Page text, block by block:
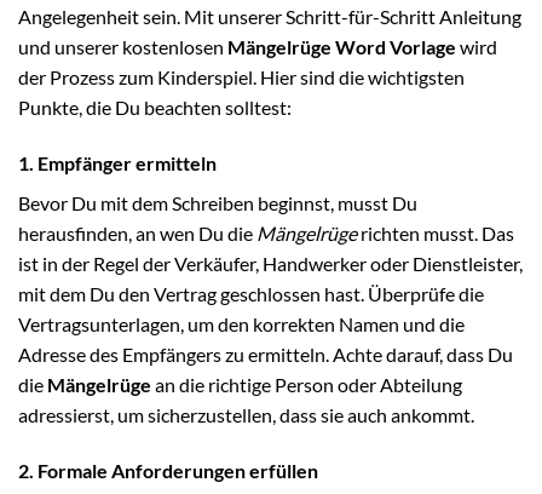
Angelegenheit sein. Mit unserer Schritt-für-Schritt Anleitung
und unserer kostenlosen Mängelrüge Word Vorlage wird
der Prozess zum Kinderspiel. Hier sind die wichtigsten
Punkte, die Du beachten solltest:
1. Empfänger ermitteln
Bevor Du mit dem Schreiben beginnst, musst Du
herausfinden, an wen Du die Mängelrügerichten musst. Das
ist in der Regel der Verkäufer, Handwerker oder Dienstleister,
mit dem Du den Vertrag geschlossen hast. Überprüfe die
Vertragsunterlagen, um den korrekten Namen und die
Adresse des Empfängers zu ermitteln. Achte darauf, dass Du
die Mängelrüge an die richtige Person oder Abteilung
adressierst, um sicherzustellen, dass sie auch ankommt.
2. Formale Anforderungen erfüllen